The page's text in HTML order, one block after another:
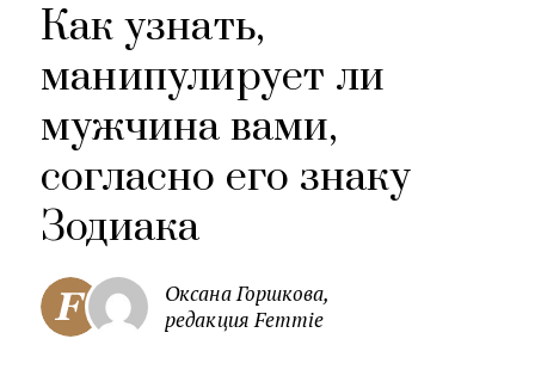
Как узнать,
манипулирует ли
мужчина вами,
согласно его знаку
Зодиака
Оксана Горшкова,
редакция Femmie